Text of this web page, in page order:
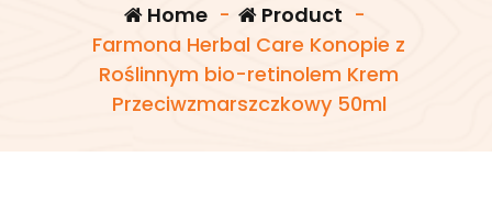
Home- Product -
Farmona Herbal Care Konopie z
Roślinnym bio-retinolem Krem
Przeciwzmarszczkowy 50ml